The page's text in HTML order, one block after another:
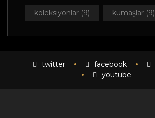
koleksiyonlar (9) kumaşlar (9)
twitter facebook
youtube